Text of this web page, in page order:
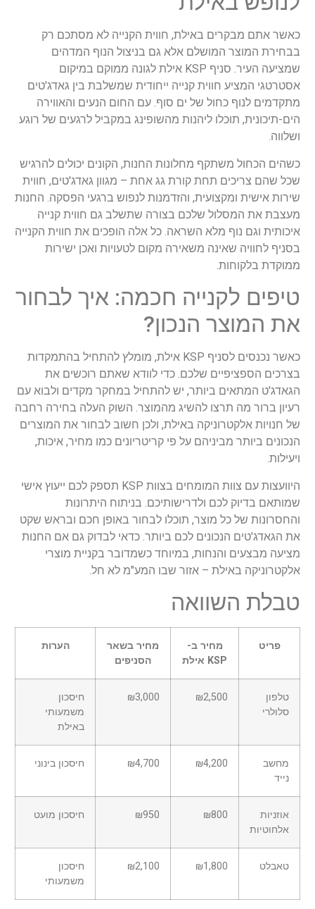
כאשר אתם מבקרים באילת, חווית הקנייה לא מסתכם רק
בבחירת המוצר המושלם אלא גם בניצול הנוף המדהים
שמציעה העיר. סניף KSP אילת לגונה ממוקם במיקום
אסטרטגי המציע חווית קנייה ייחודית שמשלבת בין גאדג'טים
מתקדמים לנוף כחול של ים סוף. עם החום הנעים והאווירה
הים-תיכונית, תוכלו ליהנות מהשופינג במקביל לרגעים של רוגע
ושלווה.
כשהים הכחול משתקף מחלונות החנות, הקונים יכולים להרגיש
שכל שהם צריכים תחת קורת גג אחת – מגוון גאדג'טים, חווית
שירות אישית ומקצועית, והזדמנות לנפוש ברגעי הפסקה. החנות
מעצבת את המסלול שלכם בצורה שתשלב גם חווית קנייה
איכותית וגם נוף מלא השראה. כל אלה הופכים את חווית הקנייה
בסניף לחוויה שאינה משאירה מקום לטעויות ואכן ישירות
ממוקדת בלקוחות.
טיפים לקנייה חכמה: איך לבחור
את המוצר הנכון?
כאשר נכנסים לסניף KSP אילת, מומלץ להתחיל בהתמקדות
בצרכים הספציפיים שלכם. כדי לוודא שאתם רוכשים את
הגאדג'ט המתאים ביותר, יש להתחיל במחקר מקדים ולבוא עם
רעיון ברור מה תרצו להשיג מהמוצר. השוק העלה בחירה רחבה
של חנויות אלקטרוניקה באילת, ולכן חשוב לבחור את המוצרים
הנכונים ביותר מביניהם על פי קריטריונים כמו מחיר, איכות,
ויעילות.
היוועצות עם צוות המומחים בצוות KSP תספק לכם ייעוץ אישי
שמותאם בדיוק לכם ולדרישותיכם. בניתוח היתרונות
והחסרונות של כל מוצר, תוכלו לבחור באופן חכם ובראש שקט
את הגאדג'טים הנכונים לכם ביותר. כדאי לבדוק גם אם החנות
מציעה מבצעים והנחות, במיוחד כשמדובר בקניית מוצרי
אלקטרוניקה באילת – אזור שבו המע"מ לא חל.
טבלת השוואה
פריט
מחיר ב-
KSP אילת
מחיר בשאר
הסניפים
הערות
טלפון
סלולרי
₪2,500
₪3,000
חיסכון
משמעותי
באילת
מחשב
נייד
₪4,200
₪4,700 חיסכון בינוני
אוזניות
אלחוטיות
₪800
₪950 חיסכון מועט
טאבלט ₪1,800
₪2,100
חיסכון
משמעותי